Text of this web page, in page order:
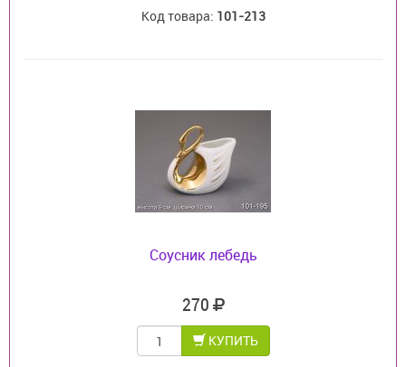
Код товара: 101-213
Соусник лебедь
270
КУПИТЬ